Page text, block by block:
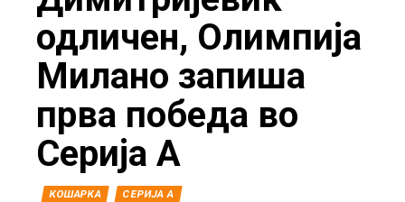
hereодличен, Олимпија
Милано запиша
прва победа во
Серија А
КОШАРКА СЕРИЈА А